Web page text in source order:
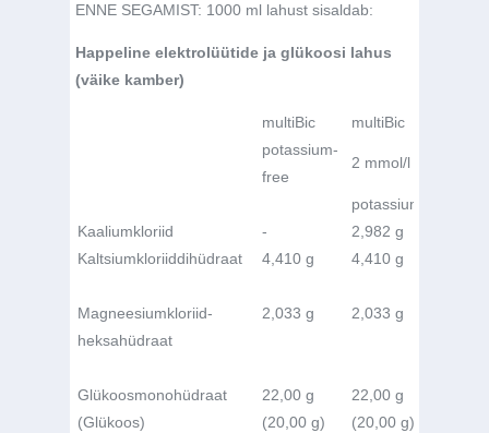
ENNE SEGAMIST: 1000 ml lahust sisaldab:
Happeline elektrolüütide ja glükoosi lahus
(väike kamber)
multiBic multiBic
potassium-
free
2 mmol/l
potassium
Kaaliumkloriid
- 2,982 g
Kaltsiumkloriiddihüdraat
4,410 g 4,410 g
Magneesiumkloriid-
2,033 g 2,033 g
heksahüdraat
Glükoosmonohüdraat 22,00 g 22,00 g
(Glükoos)
(20,00 g) (20,00 g)